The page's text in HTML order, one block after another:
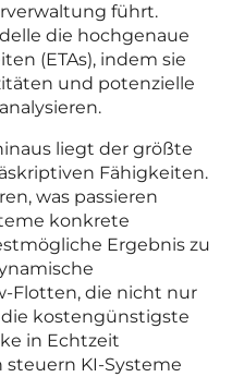
führt.
die hochgenaue
(ETAs), indem sie
und potenzielle
liegt der größte
Fähigkeiten.
was passieren
konkrete
Ergebnis zu
Flotten, die nicht nur
kostengünstigste
in Echtzeit
steuern KI-Systeme